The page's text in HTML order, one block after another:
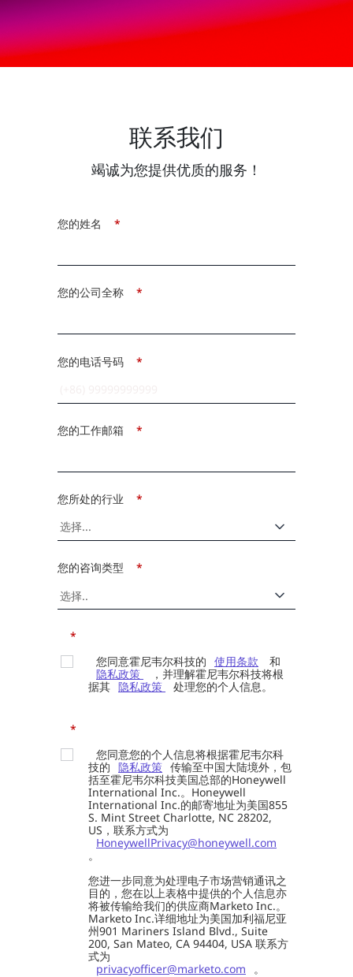
联系我们
竭诚为您提供优质的服务！
*
您的姓名
*
您的公司全称
*
您的电话号码
*
您的工作邮箱
*
您所处的行业
*
您的咨询类型
*
您同意霍尼韦尔科技的 使用条款
和
隐私政策
，并理解霍尼韦尔科技将根
据其 隐私政策 处理您的个人信息。
*
您同意您的个人信息将根据霍尼韦尔科
技的 隐私政策 传输至中国大陆境外，包
括至霍尼韦尔科技美国总部的Honeywell
International Inc.。Honeywell
International Inc.的邮寄地址为美国855
S. Mint Street Charlotte, NC 28202,
US，联系方式为
HoneywellPrivacy@honeywell.com
。
您进一步同意为处理电子市场营销通讯之
目的，您在以上表格中提供的个人信息亦
将被传输给我们的供应商Marketo Inc.。
Marketo Inc.详细地址为美国加利福尼亚
州901 Mariners Island Blvd., Suite
200, San Mateo, CA 94404, USA 联系方
式为
privacyofficer@marketo.com
。